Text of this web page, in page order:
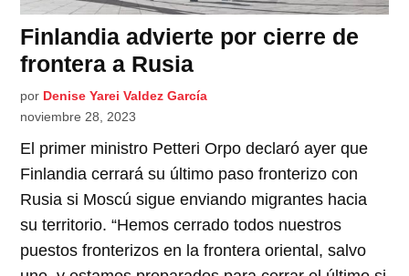
Finlandia advierte por cierre de
frontera a Rusia
por Denise Yarei Valdez García
noviembre 28, 2023
El primer ministro Petteri Orpo declaró ayer que
Finlandia cerrará su último paso fronterizo con
Rusia si Moscú sigue enviando migrantes hacia
su territorio. “Hemos cerrado todos nuestros
puestos fronterizos en la frontera oriental, salvo